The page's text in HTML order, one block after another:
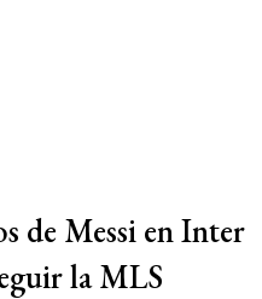
de Messi en Inter
la MLS